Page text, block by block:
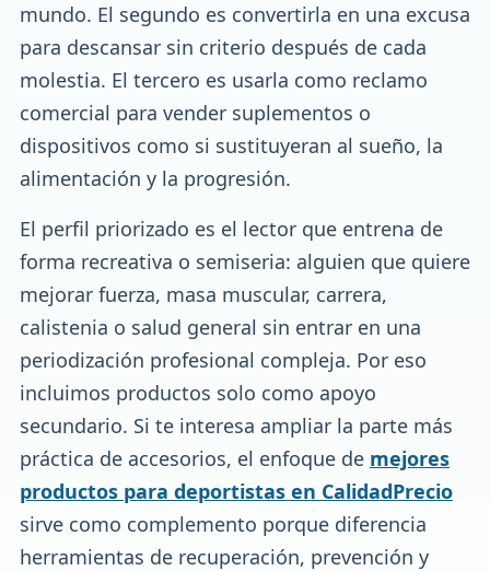
mundo. El segundo es convertirla en una excusa
para descansar sin criterio después de cada
molestia. El tercero es usarla como reclamo
comercial para vender suplementos o
dispositivos como si sustituyeran al sueño, la
alimentación y la progresión.
El perfil priorizado es el lector que entrena de
forma recreativa o semiseria: alguien que quiere
mejorar fuerza, masa muscular, carrera,
calistenia o salud general sin entrar en una
periodización profesional compleja. Por eso
incluimos productos solo como apoyo
secundario. Si te interesa ampliar la parte más
práctica de accesorios, el enfoque de mejores
productos para deportistas en CalidadPrecio
sirve como complemento porque diferencia
herramientas de recuperación, prevención y